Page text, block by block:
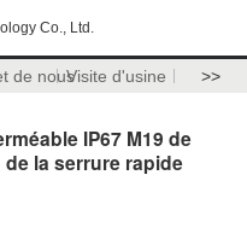
Co., Ltd.
de nousVisite d'usine >>
IP67 M19 de
la serrure rapide